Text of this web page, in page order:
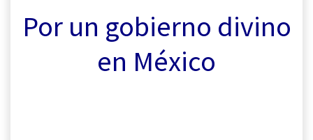
Por un gobierno divino
en México